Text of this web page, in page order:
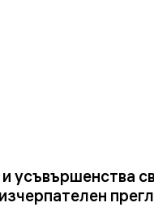
усъвършенства